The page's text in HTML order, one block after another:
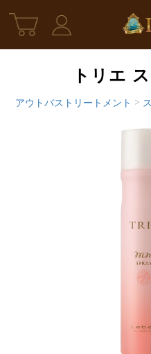
トリエ
アウトバストリートメント >